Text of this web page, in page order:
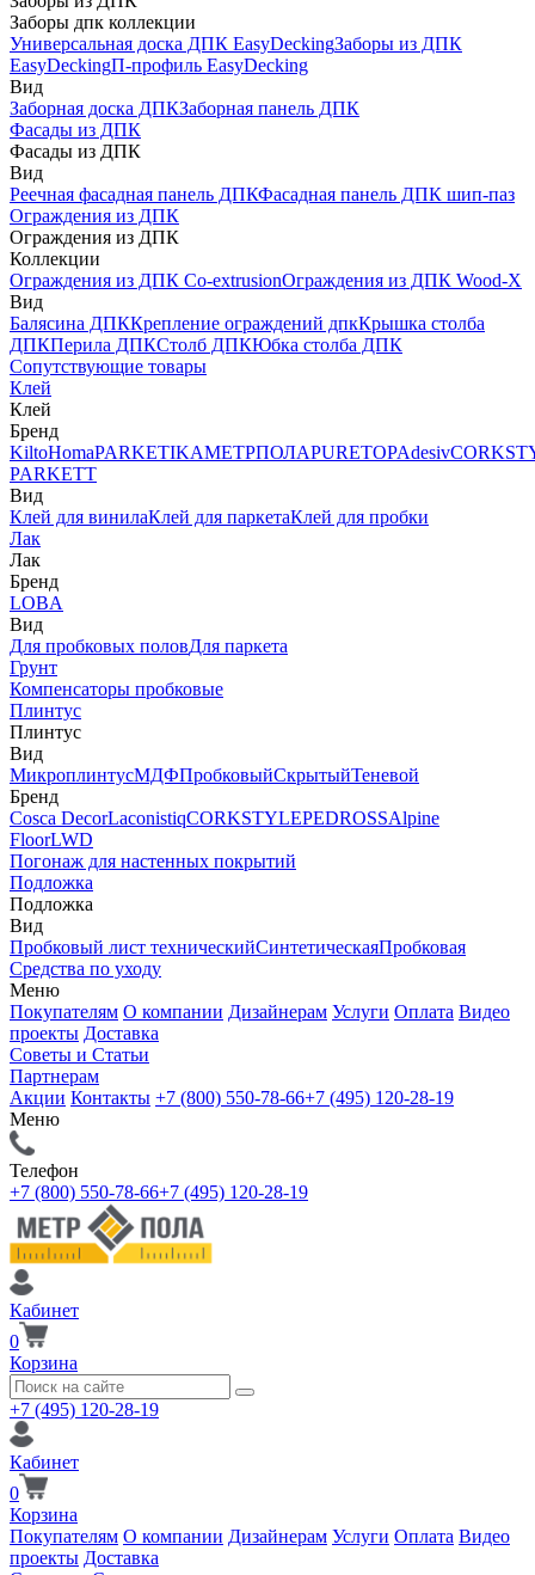
Заборы дпк коллекции
Универсальная доска ДПК EasyDeckingЗаборы из ДПК
EasyDeckingП-профиль EasyDecking
Вид
Заборная доска ДПКЗаборная панель ДПК
Фасады из ДПК
Фасады из ДПК
Вид
Реечная фасадная панель ДПКФасадная панель ДПК шип-паз
Ограждения из ДПК
Ограждения из ДПК
Коллекции
Ограждения из ДПК Co-extrusionОграждения из ДПК Wood-X
Вид
Балясина ДПККрепление ограждений дпкКрышка столба
ДПКПерила ДПКСтолб ДПКЮбка столба ДПК
Сопутствующие товары
Клей
Клей
Бренд
KiltoHomaPARKETIKAМЕТРПОЛАPURETOPAdesiv
PARKETT
Вид
Клей для винилаКлей для паркетаКлей для пробки
Лак
Лак
Бренд
LOBA
Вид
Для пробковых половДля паркета
Грунт
Компенсаторы пробковые
Плинтус
Плинтус
Вид
МикроплинтусМДФПробковыйСкрытыйТеневой
Бренд
Cosca DecorLaconistiqCORKSTYLEPEDROSSAlpine
FloorLWD
Погонаж для настенных покрытий
Подложка
Подложка
Вид
Пробковый лист техническийСинтетическаяПробковая
Средства по уходу
Меню
Покупателям О компании Дизайнерам Услуги Оплата Видео
проекты Доставка
Советы и Статьи
Партнерам
Акции Контакты +7 (800) 550-78-66+7 (495) 120-28-19
Меню
Телефон
+7 (800) 550-78-66+7 (495) 120-28-19
Кабинет
0
Корзина
+7 (495) 120-28-19
Кабинет
0
Корзина
Покупателям О компании Дизайнерам Услуги Оплата Видео
проекты Доставка